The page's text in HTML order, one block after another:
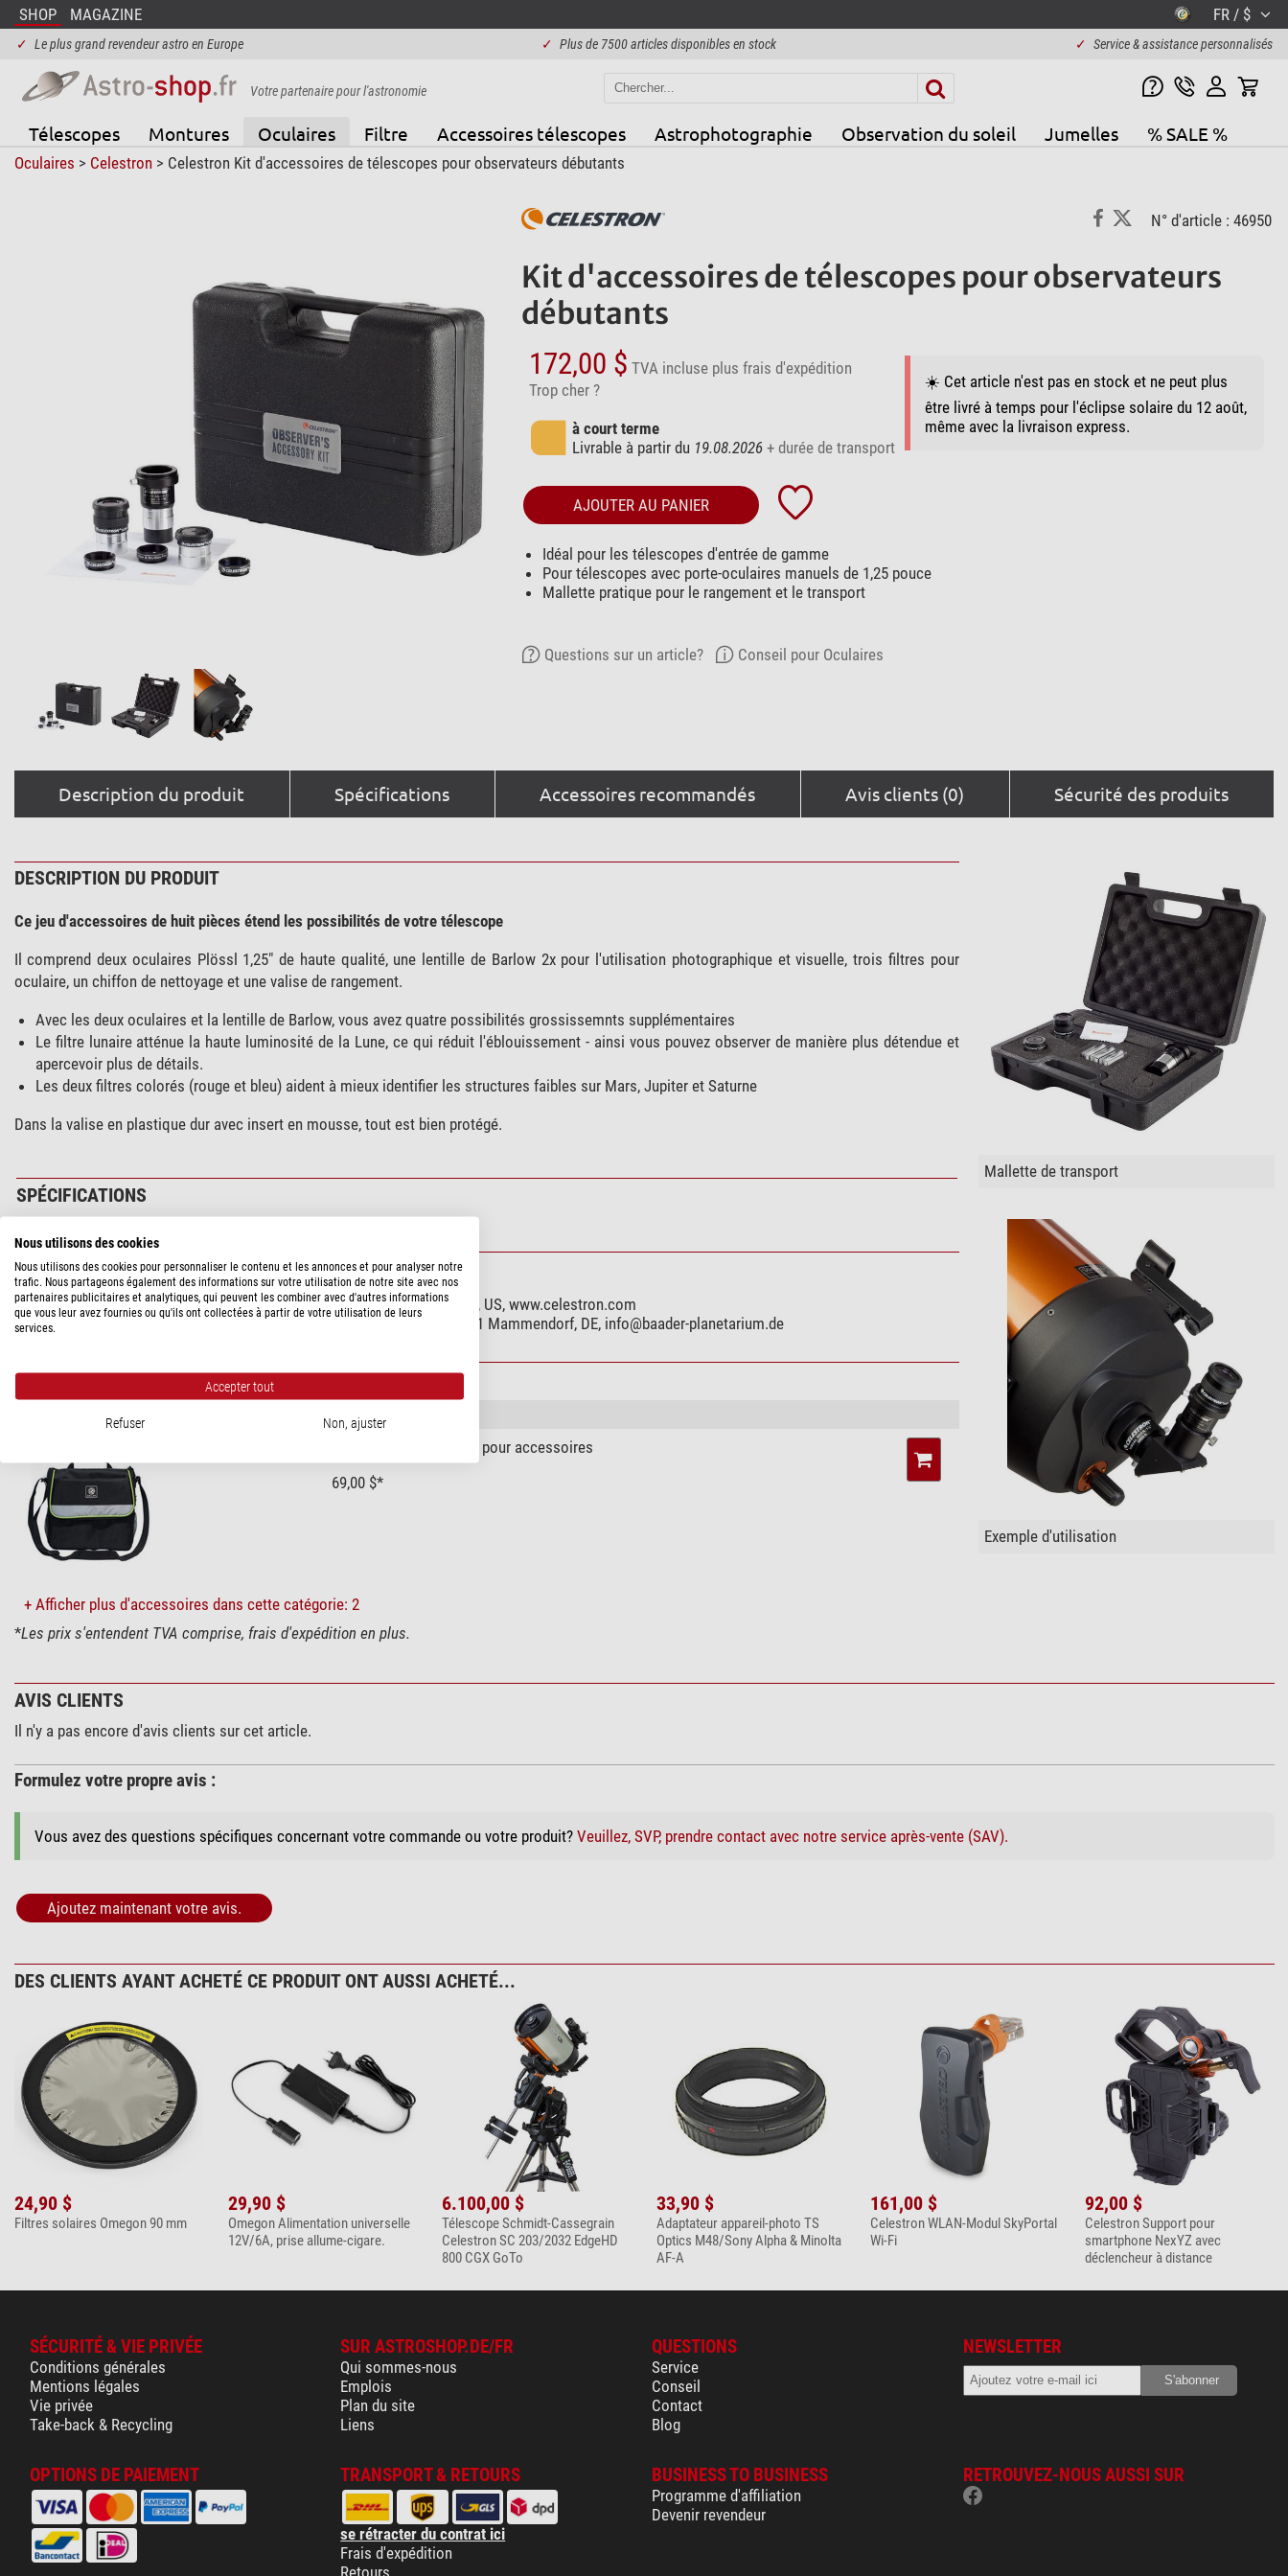
SHOP MAGAZINE FR / $
✓ Le plus grand revendeur astro en Europe ✓ Plus de 7500 articles disponibles en stock ✓ Service & assistance personnalisés
Votre partenaire pour l'astronomie
Télescopes Montures Oculaires Filtre Accessoires télescopes Astrophotographie Observation du soleil Jumelles % SALE %
Oculaires > Celestron> Celestron Kit d'accessoires de télescopes pour observateurs débutants
N° d'article : 46950
Kit d'accessoires de télescopes pour observateurs
débutants
172,00 $ TVA incluse plus frais d'expédition
Trop cher ?
à court terme
Livrable à partir du 19.08.2026 + durée de transport
☀️ Cet article n'est pas en stock et ne peut plus
être livré à temps pour l'éclipse solaire du 12 août,
même avec la livraison express.
AJOUTER AU PANIER
Idéal pour les télescopes d'entrée de gamme
Pour télescopes avec porte-oculaires manuels de 1,25 pouce
Mallette pratique pour le rangement et le transport
Questions sur un article? Conseil pour Oculaires
Description du produit Spécifications Accessoires recommandés Avis clients (0) Sécurité des produits
DESCRIPTION DU PRODUIT
Ce jeu d'accessoires de huit pièces étend les possibilités de votre télescope
Il comprend deux oculaires Plössl 1,25" de haute qualité, une lentille de Barlow 2x pour l'utilisation photographique et visuelle, trois filtres pour
oculaire, un chiffon de nettoyage et une valise de rangement.
Avec les deux oculaires et la lentille de Barlow, vous avez quatre possibilités grossissemnts supplémentaires
Le filtre lunaire atténue la haute luminosité de la Lune, ce qui réduit l'éblouissement - ainsi vous pouvez observer de manière plus détendue et
apercevoir plus de détails.
Les deux filtres colorés (rouge et bleu) aident à mieux identifier les structures faibles sur Mars, Jupiter et Saturne
Dans la valise en plastique dur avec insert en mousse, tout est bien protégé.
SPÉCIFICATIONS
SÉCURITÉ DES PRODUITS
Fabricant: Celestron, LLC., 2835 Columbia St, 90503 Torrance, California, US, www.celestron.com
Personne responsable: Baader Planetarium GmbH, Zur Sternwarte, 82291 Mammendorf, DE, info@baader-planetarium.de
ACCESSOIRES RECOMMANDÉS
Accessoires pour télescopes > Transport & Housses de protection (3)
Sac de transport Oklop pour accessoires
69,00 $*
+ Afficher plus d'accessoires dans cette catégorie: 2
*Les prix s'entendent TVA comprise, frais d'expédition en plus.
Mallette de transport
Exemple d'utilisation
AVIS CLIENTS
Il n'y a pas encore d'avis clients sur cet article.
Formulez votre propre avis :
Vous avez des questions spécifiques concernant votre commande ou votre produit? Veuillez, SVP, prendre contact avec notre service après-vente (SAV).
Ajoutez maintenant votre avis.
DES CLIENTS AYANT ACHETÉ CE PRODUIT ONT AUSSI ACHETÉ...
24,90 $
Filtres solaires Omegon 90 mm
29,90 $
Omegon Alimentation universelle
12V/6A, prise allume-cigare.
6.100,00 $
Télescope Schmidt-Cassegrain
Celestron SC 203/2032 EdgeHD
800 CGX GoTo
33,90 $
Adaptateur appareil-photo TS
Optics M48/Sony Alpha & Minolta
AF-A
161,00 $
Celestron WLAN-Modul SkyPortal
Wi-Fi
92,00 $
Celestron Support pour
smartphone NexYZ avec
déclencheur à distance
SÉCURITÉ & VIE PRIVÉE
Conditions générales
Mentions légales
Vie privée
Take-back & Recycling
SUR ASTROSHOP.DE/FR
Qui sommes-nous
Emplois
Plan du site
Liens
QUESTIONS
Service
Conseil
Contact
Blog
NEWSLETTER
OPTIONS DE PAIEMENT TRANSPORT & RETOURS
se rétracter du contrat ici
Frais d'expédition
Retours
BUSINESS TO BUSINESS
Programme d'affiliation
Devenir revendeur
RETROUVEZ-NOUS AUSSI SUR
Nous utilisons des cookies
Nous utilisons des cookies pour personnaliser le contenu et les annonces et pour analyser notre
trafic. Nous partageons également des informations sur votre utilisation de notre site avec nos
partenaires publicitaires et analytiques, qui peuvent les combiner avec d'autres informations
que vous leur avez fournies ou qu'ils ont collectées à partir de votre utilisation de leurs
services.
Accepter tout
Refuser Non, ajuster